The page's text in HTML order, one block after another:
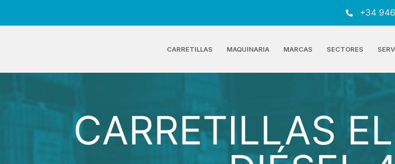
+34
CARRETILLAS MAQUINARIA MARCAS SECTORES
CARRETILLAS